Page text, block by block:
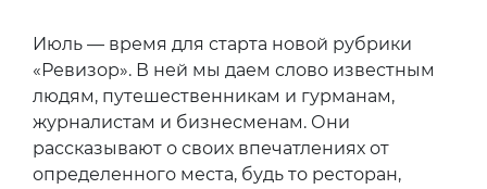
Июль — время для старта новой рубрики
«Ревизор». В ней мы даем слово известным
людям, путешественникам и гурманам,
журналистам и бизнесменам. Они
рассказывают о своих впечатлениях от
определенного места, будь то ресторан,